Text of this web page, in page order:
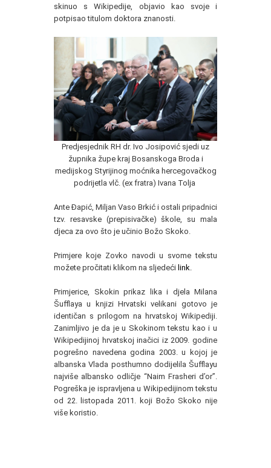
skinuo s Wikipedije, objavio kao svoje i
potpisao titulom doktora znanosti.
Predjesjednik RH dr. Ivo Josipović sjedi uz
župnika župe kraj Bosanskoga Broda i
medijskog Styrijinog moćnika hercegovačkog
podrijetla vlč. (ex fratra) Ivana Tolja
Ante Đapić, Miljan Vaso Brkić i ostali pripadnici
tzv. resavske (prepisivačke) škole, su mala
djeca za ovo što je učinio Božo Skoko.
Primjere koje Zovko navodi u svome tekstu
možete pročitati klikom na sljedeći link.
Primjerice, Skokin prikaz lika i djela Milana
Šufflaya u knjizi Hrvatski velikani gotovo je
identičan s prilogom na hrvatskoj Wikipediji.
Zanimljivo je da je u Skokinom tekstu kao i u
Wikipedijinoj hrvatskoj inačici iz 2009. godine
pogrešno navedena godina 2003. u kojoj je
albanska Vlada posthumno dodijelila Šufflayu
najviše albansko odličje “Naim Frasheri d’or”.
Pogreška je ispravljena u Wikipedijinom tekstu
od 22. listopada 2011. koji Božo Skoko nije
više koristio.